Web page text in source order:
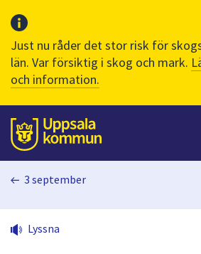
Just nu råder det stor risk för
län. Var försiktig i skog och mark.
och information.
Till sidans
huvudinnehåll
3 september
Lyssna